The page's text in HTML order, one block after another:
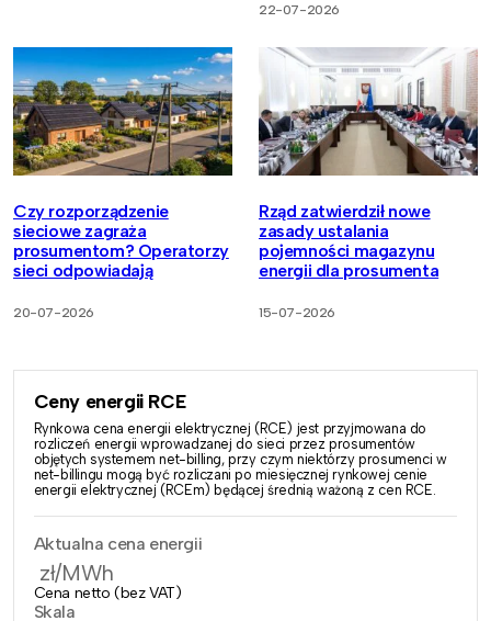
22-07-2026
Czy rozporządzenie
sieciowe zagraża
prosumentom? Operatorzy
sieci odpowiadają
20-07-2026
Rząd zatwierdził nowe
zasady ustalania
pojemności magazynu
energii dla prosumenta
15-07-2026
Ceny energii RCE
Rynkowa cena energii elektrycznej (RCE) jest przyjmowana do
rozliczeń energii wprowadzanej do sieci przez prosumentów
objętych systemem net-billing, przy czym niektórzy prosumenci w
net-billingu mogą być rozliczani po miesięcznej rynkowej cenie
energii elektrycznej (RCEm) będącej średnią ważoną z cen RCE.
Aktualna cena energii
zł/MWh
Cena netto (bez VAT)
Skala